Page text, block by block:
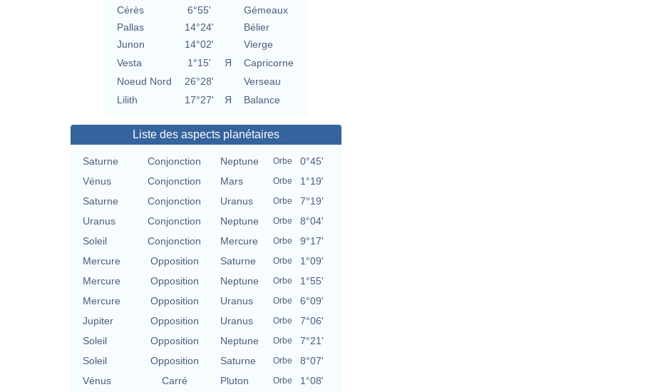
Cérès
6°55'
Gémeaux
Pallas
14°24'
Bélier
Junon
14°02'
Vierge
Vesta
1°15' Я
Capricorne
Noeud Nord
26°28'
Verseau
Lilith
17°27' Я Balance
Liste des aspects planétaires
Saturne Conjonction Neptune Orbe
0°45'
Vénus
Conjonction Mars Orbe
1°19'
Saturne
Conjonction Uranus Orbe
7°19'
Uranus
Conjonction Neptune Orbe
8°04'
Soleil
Conjonction Mercure Orbe
9°17'
Mercure
Opposition Saturne Orbe
1°09'
Mercure
Opposition Neptune Orbe
1°55'
Mercure
Opposition Uranus Orbe
6°09'
Jupiter
Opposition Uranus Orbe
7°06'
Soleil
Opposition Neptune Orbe
7°21'
Soleil
Opposition Saturne Orbe
8°07'
Vénus
Carré Pluton Orbe 1°08'